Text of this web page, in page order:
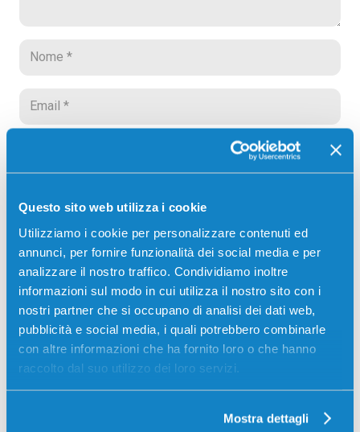
Questo sito web utilizza i cookie
Utilizziamo i cookie per personalizzare contenuti ed
annunci, per fornire funzionalità dei social media e per
analizzare il nostro traffico. Condividiamo inoltre
informazioni sul modo in cui utilizza il nostro sito con i
nostri partner che si occupano di analisi dei dati web,
pubblicità e social media, i quali potrebbero combinarle
con altre informazioni che ha fornito loro o che hanno
raccolto dal suo utilizzo dei loro servizi.
Mostra dettagli
Salva il mio nome, email e sito web in questo
browser per la prossima volta che commento.
Invia commento
Menù
Home
Cartucce
Cartucce Brother
Cartucce Canon